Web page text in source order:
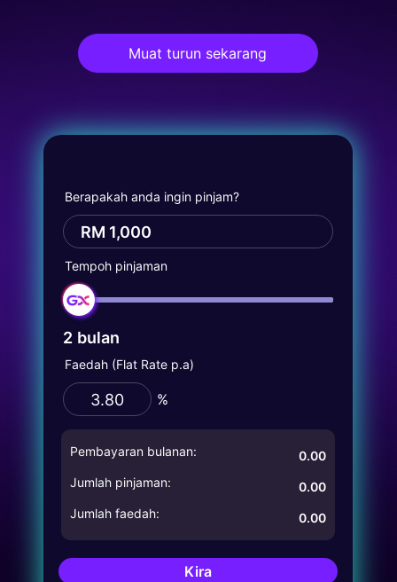
Muat turun sekarang
Berapakah anda ingin pinjam?
RM
Tempoh pinjaman
2 bulan
Faedah (Flat Rate p.a)
%
Pembayaran bulanan:
0.00
Jumlah pinjaman:
0.00
Jumlah faedah:
0.00
Kira